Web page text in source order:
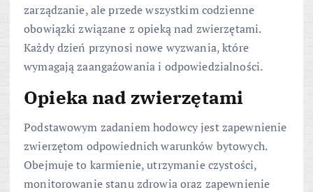
zarządzanie, ale przede wszystkim codzienne
obowiązki związane z opieką nad zwierzętami.
Każdy dzień przynosi nowe wyzwania, które
wymagają zaangażowania i odpowiedzialności.
Opieka nad zwierzętami
Podstawowym zadaniem hodowcy jest zapewnienie
zwierzętom odpowiednich warunków bytowych.
Obejmuje to karmienie, utrzymanie czystości,
monitorowanie stanu zdrowia oraz zapewnienie